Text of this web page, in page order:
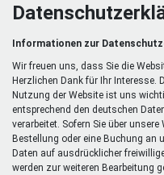
Jugendnetz
Freizeit & Reisen
Mentoren & Projekte
Schule & Beruf
Vor Ort
Informationen zur
Wir freuen uns, dass Sie die
Herzlichen Dank für Ihr Interesse.
Nutzung der Website ist uns
entsprechend den deutschen
verarbeitet. Sofern Sie über
Bestellung oder eine Buchung an
Daten auf ausdrücklicher
werden zur weiteren Bearbeitung